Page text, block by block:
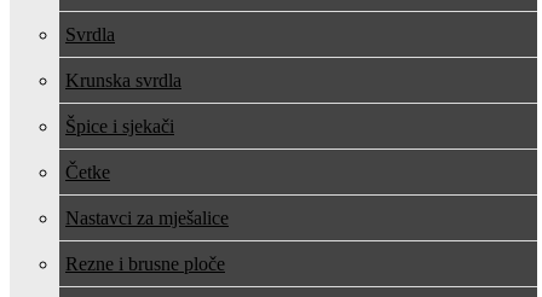
Svrdla
Krunska svrdla
Špice i sjekači
Četke
Nastavci za mješalice
Rezne i brusne ploče